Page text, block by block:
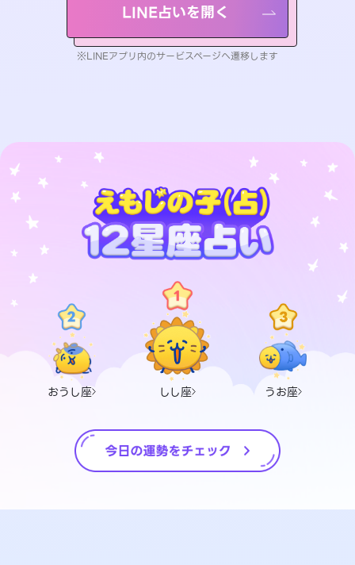
LINE占いを開く
※LINEアプリ内のサービスページへ遷移します
おうし座 しし座 うお座